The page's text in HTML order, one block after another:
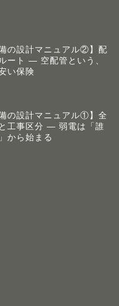
備の設計マニュアル②】配
ート ― 空配管という、
い保険
備の設計マニュアル①】全
工事区分 ― 弱電は「誰
から始まる